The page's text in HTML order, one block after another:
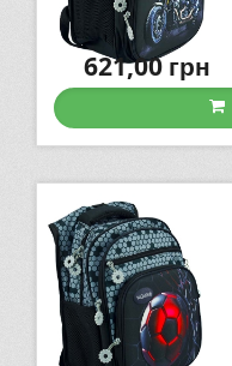
621,00грн